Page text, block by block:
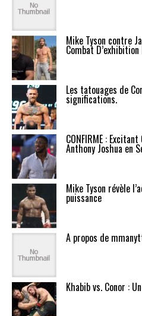
Mike Tyson contre
Combat
Les tatouages de
significations.
CONFIRMÉ :
Anthony Joshua en
Mike Tyson révèle
puissance
A propos de
Khabib vs. Conor :